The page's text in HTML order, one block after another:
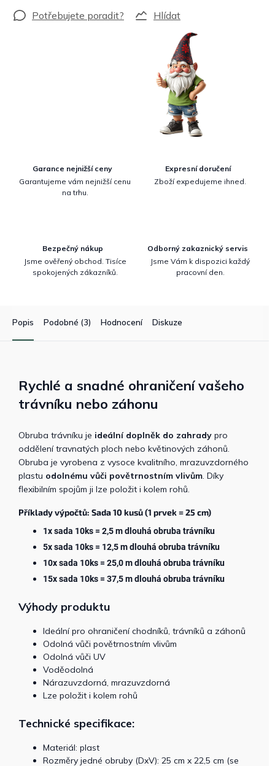
Hlídat
Garance nejnižší ceny
Garantujeme vám nejnižší cenu
na trhu.
Expresní doručení
Zboží expedujeme ihned.
Bezpečný nákup
Jsme ověřený obchod. Tisíce
spokojených zákazníků.
Odborný zakaznický servis
Jsme Vám k dispozici každý
pracovní den.
Popis Podobné (3) Hodnocení Diskuze
Rychlé a snadné ohraničení vašeho
trávníku nebo záhonu
Obruba trávníku je ideální doplněk do zahrady pro
oddělení travnatých ploch nebo květinových záhonů.
Obruba je vyrobena z vysoce kvalitního, mrazuvzdorného
plastu odolnému vůči povětrnostním vlivům . Díky
flexibilním spojům ji lze položit i kolem rohů.
Příklady výpočtů: Sada 10 kusů (1 prvek = 25 cm)
1x sada 10ks = 2,5 m dlouhá obruba trávníku
5x sada 10ks = 12,5 m dlouhá obruba trávníku
10x sada 10ks = 25,0 m dlouhá obruba trávníku
15x sada 10ks = 37,5 m dlouhá obruba trávníku
Výhody produktu
Ideální pro ohraničení chodníků, trávníků a záhonů
Odolná vůči povětrnostním vlivům
Odolná vůči UV
Voděodolná
Nárazuvzdorná, mrazuvzdorná
Lze položit i kolem rohů
Technické specifikace:
Materiál: plast
Rozměry jedné obruby (DxV): 25 cm x 22,5 cm (se